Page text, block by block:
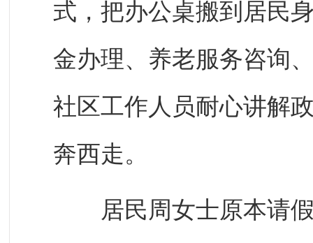
式，把办公桌搬到居民
金办理、养老服务咨询
社区工作人员耐心讲解
奔西走。
居民周女士原本请假